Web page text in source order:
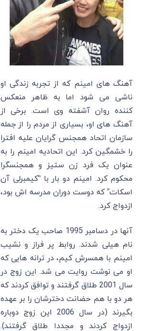
آهنگ های امینم که از تجربه زندگی او
ناشی می شود اما به ظاهر منعکس
کننده روان آشفته وی است. برخی از
آهنگ های او، بسیاری از مردم را از جمله
سازمان اتحاد همجنس گرایان علیه افترا
را خشمگین کرد. این اتحادیه امینم را به
عنوان یک فرد زن ستیز و همجنسگرا
محکوم کرد. امینم دو بار با “کیمبرلی آن
اسکات” که دوست دوران مدرسه‌ اش بود،
ازدواج کرد.
آنها در دسامبر 1995 صاحب یک دختر به
نام هیلی شدند. روابط پر فراز و نشیب
امینم با همسرش کیم، در ترانه هایی که
او می نوشت روایت می شد. این زوج در
سال 2001 طلاق گرفتند و توافق کردند که
هر دو با هم حضانت دخترشان را بر عهده
بگیرند (در سال 2006 این زوج دوباره
ازدواج کردند و مجددا طلاق گرفتند).